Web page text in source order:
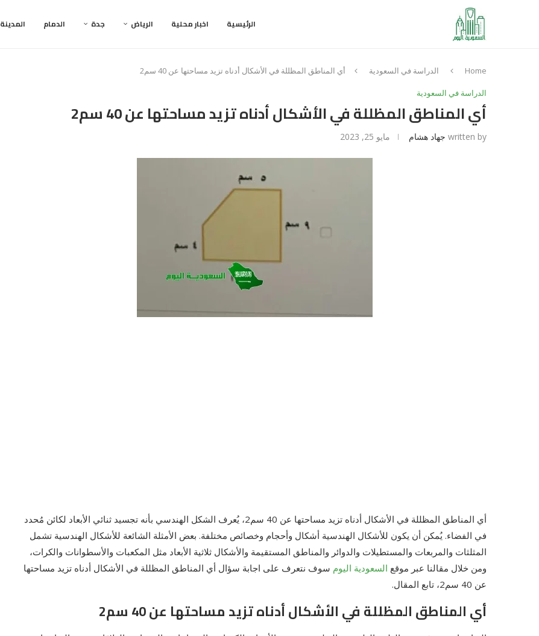
الرئيسية اخبار محلية الرياض جدة الدمام المدينة
Home الدراسة في السعودية أي المناطق المظللة في الأشكال أدناه تزيد مساحتها عن 40 سم2
الدراسة في السعودية
أي المناطق المظللة في الأشكال أدناه تزيد مساحتها عن 40 سم2
written by جهاد هشام مايو 25, 2023
أي المناطق المظللة في الأشكال أدناه تزيد مساحتها عن 40 سم2، يُعرف الشكل الهندسي بأنه تجسيد ثنائي الأبعاد لكائن مُحدد
في الفضاء. يُمكن أن يكون للأشكال الهندسية أشكال وأحجام وخصائص مختلفة. بعض الأمثلة الشائعة للأشكال الهندسية تشمل
المثلثات والمربعات والمستطيلات والدوائر والمناطق المستقيمة والأشكال ثلاثية الأبعاد مثل المكعبات والأسطوانات والكرات،
ومن خلال مقالنا عبر موقع السعودية اليوم سوف نتعرف على اجابة سؤال أي المناطق المظللة في الأشكال أدناه تزيد مساحتها
عن 40 سم2، تابع المقال.
أي المناطق المظللة في الأشكال أدناه تزيد مساحتها عن 40 سم2